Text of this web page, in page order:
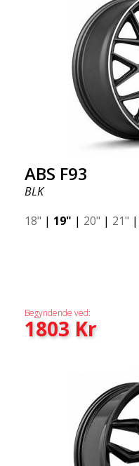
ABS F93
BLK
18" | 19" | 20" | 21" |
Begyndende ved:
1803Kr